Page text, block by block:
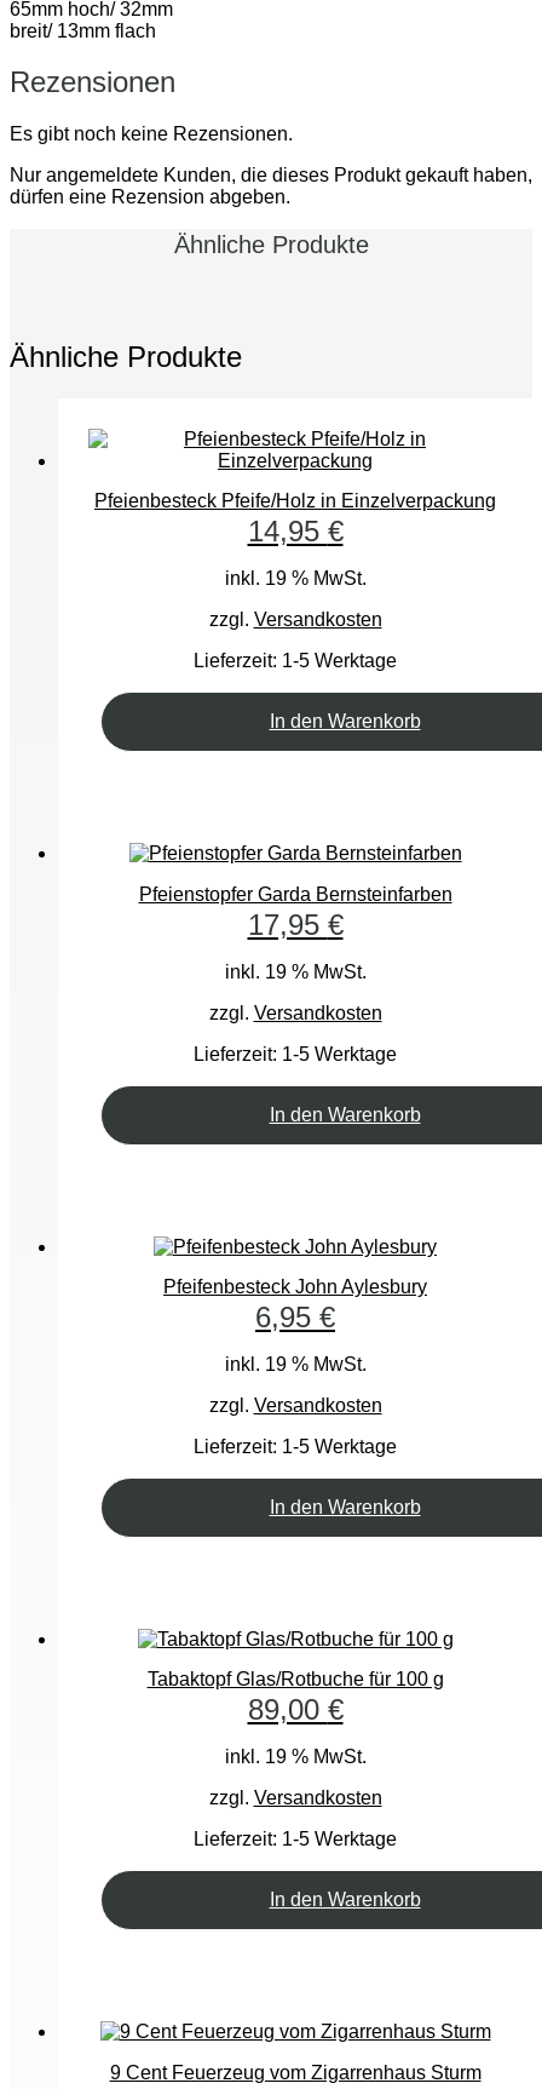
65mm hoch/ 32mm
breit/ 13mm flach
Rezensionen
Es gibt noch keine Rezensionen.
Nur angemeldete Kunden, die dieses Produkt gekauft haben,
dürfen eine Rezension abgeben.
Ähnliche Produkte
Ähnliche Produkte
Pfeienbesteck Pfeife/Holz in Einzelverpackung
14,95 €
inkl. 19 % MwSt.
zzgl. Versandkosten
Lieferzeit: 1-5 Werktage
In den Warenkorb
Pfeienstopfer Garda Bernsteinfarben
17,95 €
inkl. 19 % MwSt.
zzgl. Versandkosten
Lieferzeit: 1-5 Werktage
In den Warenkorb
Pfeifenbesteck John Aylesbury
6,95 €
inkl. 19 % MwSt.
zzgl. Versandkosten
Lieferzeit: 1-5 Werktage
In den Warenkorb
Tabaktopf Glas/Rotbuche für 100 g
89,00 €
inkl. 19 % MwSt.
zzgl. Versandkosten
Lieferzeit: 1-5 Werktage
In den Warenkorb
9 Cent Feuerzeug vom Zigarrenhaus Sturm